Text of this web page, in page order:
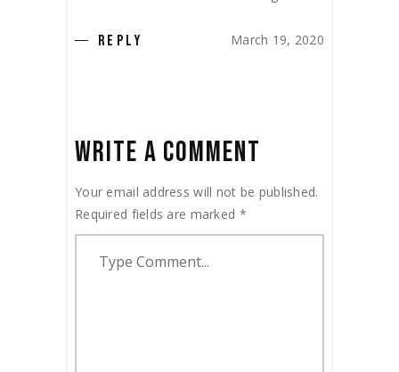
REPLY March 19, 2020
WRITE A COMMENT
Your email address will not be published.
Required fields are marked *